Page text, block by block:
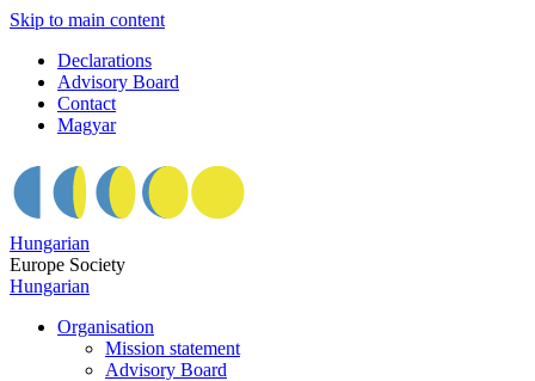
Skip to main content
Declarations
Advisory Board
Contact
Magyar
Hungarian
Europe Society
Hungarian
Organisation
Mission statement
Advisory Board